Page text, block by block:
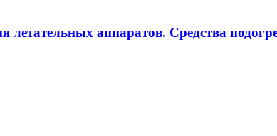
летательных аппаратов. Средства